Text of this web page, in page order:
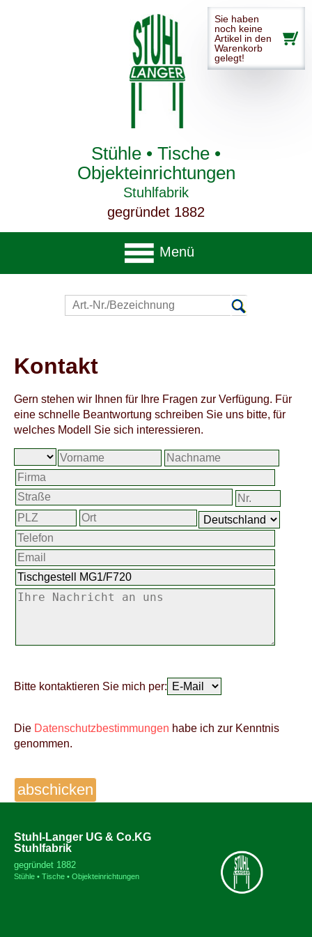
Sie haben
noch keine
Artikel in den
Warenkorb
gelegt!
Stühle • Tische •
Objekteinrichtungen
Stuhlfabrik
gegründet 1882
Menü
Kontakt
Gern stehen wir Ihnen für Ihre Fragen zur Verfügung. Für
eine schnelle Beantwortung schreiben Sie uns bitte, für
welches Modell Sie sich interessieren.
Bitte kontaktieren Sie mich per:
Die Datenschutzbestimmungen habe ich zur Kenntnis
genommen.
Stuhl-Langer UG & Co.KG
Stuhlfabrik
gegründet 1882
Stühle • Tische • Objekteinrichtungen